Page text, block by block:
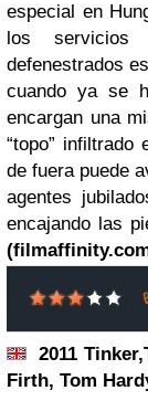
especial en
los servicios
defenestrados
cuando ya se
encargan una
“topo”
de fuera puede
agentes
encajando las
2011
Firth, Tom